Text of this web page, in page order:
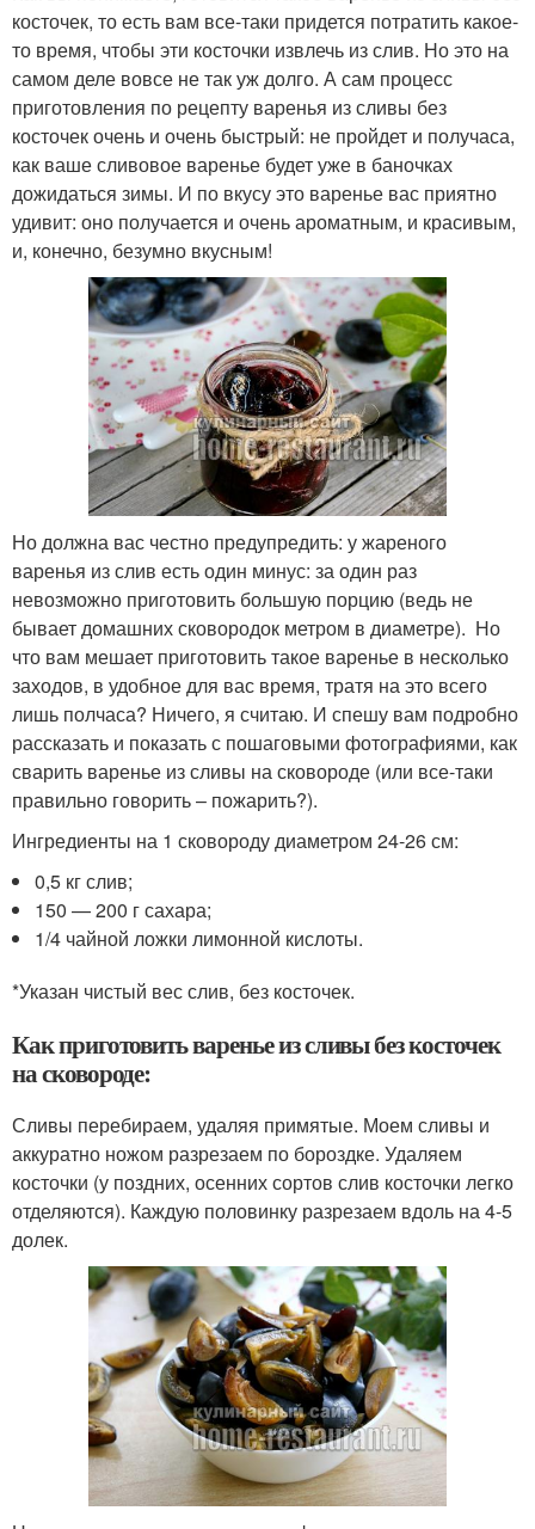
косточек, то есть вам все-таки придется потратить какое-
то время, чтобы эти косточки извлечь из слив. Но это на
самом деле вовсе не так уж долго. А сам процесс
приготовления по рецепту варенья из сливы без
косточек очень и очень быстрый: не пройдет и получаса,
как ваше сливовое варенье будет уже в баночках
дожидаться зимы. И по вкусу это варенье вас приятно
удивит: оно получается и очень ароматным, и красивым,
и, конечно, безумно вкусным!
Но должна вас честно предупредить: у жареного
варенья из слив есть один минус: за один раз
невозможно приготовить большую порцию (ведь не
бывает домашних сковородок метром в диаметре). Но
что вам мешает приготовить такое варенье в несколько
заходов, в удобное для вас время, тратя на это всего
лишь полчаса? Ничего, я считаю. И спешу вам подробно
рассказать и показать с пошаговыми фотографиями, как
сварить варенье из сливы на сковороде (или все-таки
правильно говорить – пожарить?).
Ингредиенты на 1 сковороду диаметром 24-26 см:
0,5 кг слив;
150 — 200 г сахара;
1/4 чайной ложки лимонной кислоты.
*Указан чистый вес слив, без косточек.
Как приготовить варенье из сливы без косточек
на сковороде:
Сливы перебираем, удаляя примятые. Моем сливы и
аккуратно ножом разрезаем по бороздке. Удаляем
косточки (у поздних, осенних сортов слив косточки легко
отделяются). Каждую половинку разрезаем вдоль на 4-5
долек.